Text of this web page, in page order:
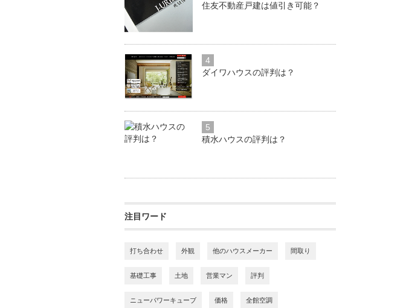
住友不動産戸建は値引き可能？
4
ダイワハウスの評判は？
5
積水ハウスの評判は？
注目ワード
打ち合わせ 外観 他のハウスメーカー 間取り
基礎工事 土地 営業マン 評判
ニューパワーキューブ 価格 全館空調